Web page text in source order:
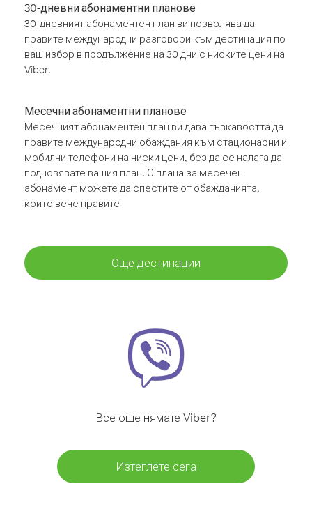
30-дневни абонаментни планове
30-дневният абонаментен план ви позволява да
правите международни разговори към дестинация по
ваш избор в продължение на 30 дни с ниските цени на
Viber.
Месечни абонаментни планове
Месечният абонаментен план ви дава гъвкавостта да
правите международни обаждания към стационарни и
мобилни телефони на ниски цени, без да се налага да
подновявате вашия план. С плана за месечен
абонамент можете да спестите от обажданията,
които вече правите
Още дестинации
Все още нямате Viber?
Изтеглете сега